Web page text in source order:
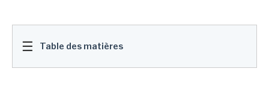
☰ Table des matières